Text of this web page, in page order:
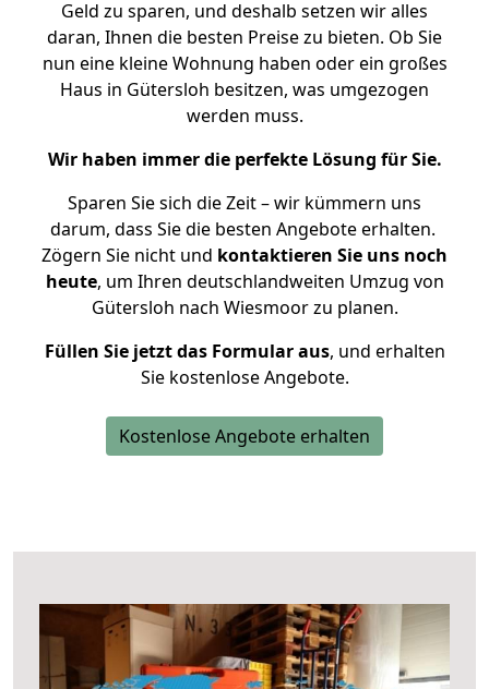
Geld zu sparen, und deshalb setzen wir alles
daran, Ihnen die besten Preise zu bieten. Ob Sie
nun eine kleine Wohnung haben oder ein großes
Haus in Gütersloh besitzen, was umgezogen
werden muss.
Wir haben immer die perfekte Lösung für Sie.
Sparen Sie sich die Zeit – wir kümmern uns
darum, dass Sie die besten Angebote erhalten.
Zögern Sie nicht und kontaktieren Sie uns noch
heute, um Ihren deutschlandweiten Umzug von
Gütersloh nach Wiesmoor zu planen.
Füllen Sie jetzt das Formular aus, und erhalten
Sie kostenlose Angebote.
Kostenlose Angebote erhalten